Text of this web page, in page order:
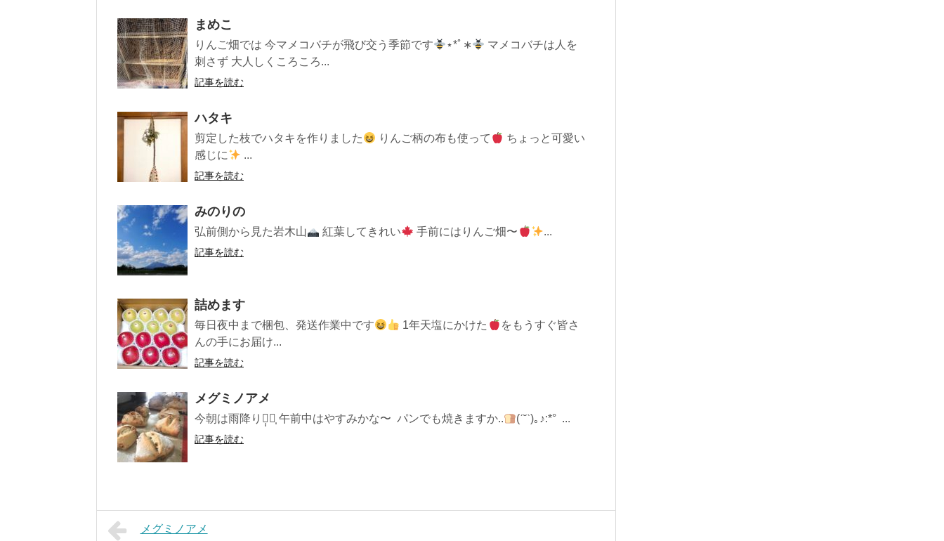
まめこ
りんご畑では 今マメコバチが飛び交う季節です ⋆︎*ﾟ∗
マメコバチは人を
刺さず 大人しくころころ...
記事を読む
ハタキ
剪定した枝でハタキを作りました りんご柄の布も使って
ちょっと可愛い
感じに
...
記事を読む
みのりの
弘前側から見た岩木山 紅葉してきれい 手前にはりんご畑〜 ...
記事を読む
詰めます
毎日夜中まで梱包、発送作業中です 1年天塩にかけた
をもうすぐ皆さ
んの手にお届け...
記事を読む
メグミノアメ
今朝は雨降り☂︎̣̩⋆̩ 午前中はやすみかな〜 パンでも焼きますか.. (ˊ˘ˋ)｡♪:*° ...
記事を読む
メグミノアメ